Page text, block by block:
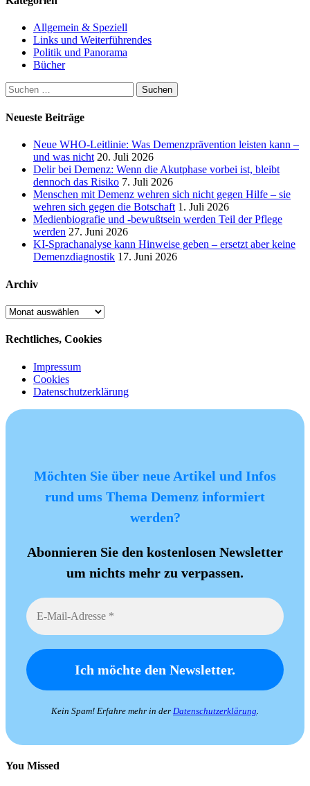
Allgemein & Speziell
Links und Weiterführendes
Politik und Panorama
Bücher
Suchen
nach:
Neueste Beiträge
Neue WHO-Leitlinie: Was Demenzprävention leisten kann –
und was nicht 20. Juli 2026
Delir bei Demenz: Wenn die Akutphase vorbei ist, bleibt
dennoch das Risiko 7. Juli 2026
Menschen mit Demenz wehren sich nicht gegen Hilfe – sie
wehren sich gegen die Botschaft 1. Juli 2026
Medienbiografie und -bewußtsein werden Teil der Pflege
werden 27. Juni 2026
KI-Sprachanalyse kann Hinweise geben – ersetzt aber keine
Demenzdiagnostik 17. Juni 2026
Archiv
Archiv
Rechtliches, Cookies
Impressum
Cookies
Datenschutzerklärung
Möchten Sie über neue Artikel und Infos
rund ums Thema Demenz informiert
werden?
Abonnieren Sie den kostenlosen Newsletter
um nichts mehr zu verpassen.
Kein Spam! Erfahre mehr in der Datenschutzerklärung
You Missed